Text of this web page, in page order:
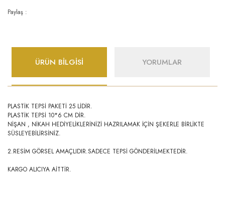
Paylaş :
ÜRÜN BİLGİSİ YORUMLAR
PLASTİK TEPSİ PAKETİ 25 LİDİR.
PLASTİK TEPSİ 10*6 CM DİR.
NİŞAN , NİKAH HEDİYELİKLERİNİZİ HAZRILAMAK İÇİN ŞEKERLE BİRLİKTE
SÜSLEYEBİLİRSİNİZ.
2.RESİM GÖRSEL AMAÇLIDIR.SADECE TEPSİ GÖNDERİLMEKTEDİR.
KARGO ALICIYA AİTTİR.